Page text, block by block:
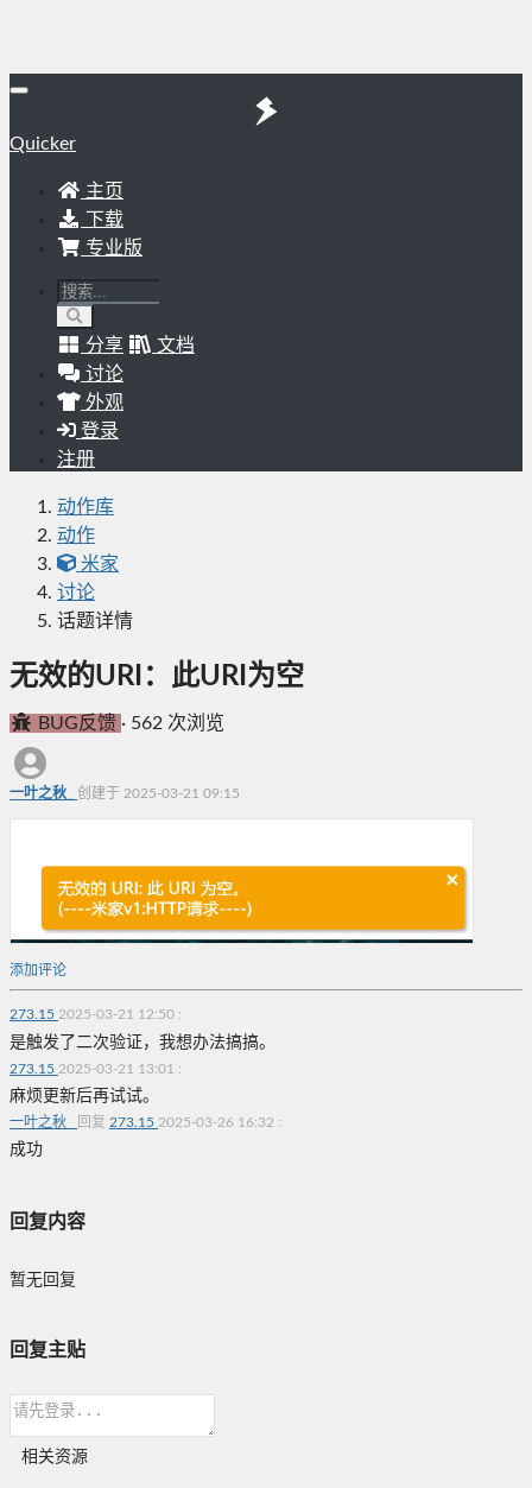
Quicker
主页
下载
专业版
分享
文档
讨论
外观
登录
注册
动作库
动作
米家
讨论
话题详情
无效的URI：此URI为空
BUG反馈 · 562 次浏览
一叶之秋_ 创建于 2025-03-21 09:15
添加评论
273.15 2025-03-21 12:50 :
是触发了二次验证，我想办法搞搞。
273.15 2025-03-21 13:01 :
麻烦更新后再试试。
一叶之秋_ 回复 273.15 2025-03-26 16:32 :
成功
回复内容
暂无回复
回复主贴
相关资源